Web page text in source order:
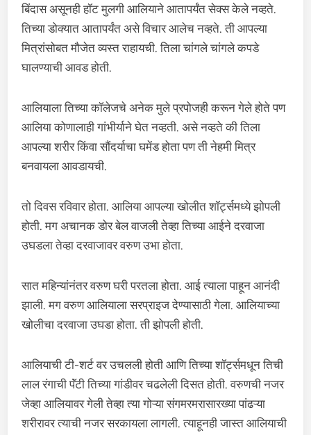
बिंदास असूनही हॉट मुलगी आलियाने आतापर्यंत सेक्स केले नव्हते.
तिच्या डोक्यात आतापर्यंत असे विचार आलेच नव्हते. ती आपल्या
मित्रांसोबत मौजेत व्यस्त राहायची. तिला चांगले चांगले कपडे
घालण्याची आवड होती.
आलियाला तिच्या कॉलेजचे अनेक मुले प्रपोजही करून गेले होते पण
आलिया कोणालाही गांभीर्याने घेत नव्हती. असे नव्हते की तिला
आपल्या शरीर किंवा सौंदर्याचा घमेंड होता पण ती नेहमी मित्र
बनवायला आवडायची.
तो दिवस रविवार होता. आलिया आपल्या खोलीत शॉर्ट्समध्ये झोपली
होती. मग अचानक डोर बेल वाजली तेव्हा तिच्या आईने दरवाजा
उघडला तेव्हा दरवाजावर वरुण उभा होता.
सात महिन्यांनंतर वरुण घरी परतला होता. आई त्याला पाहून आनंदी
झाली. मग वरुण आलियाला सरप्राइज देण्यासाठी गेला. आलियाच्या
खोलीचा दरवाजा उघडा होता. ती झोपली होती.
आलियाची टी-शर्ट वर उचलली होती आणि तिच्या शॉर्ट्समधून तिची
लाल रंगाची पॅंटी तिच्या गांडीवर चढलेली दिसत होती. वरुणची नजर
जेव्हा आलियावर गेली तेव्हा त्या गोऱ्या संगमरमरासारख्या पांढऱ्या
शरीरावर त्याची नजर सरकायला लागली. त्याहूनही जास्त आलियाची